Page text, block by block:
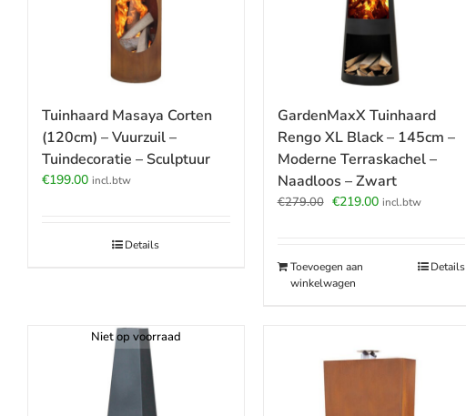
Tuinhaard Masaya Corten
(120cm) – Vuurzuil –
Tuindecoratie – Sculptuur
€199.00 incl.btw
Details
GardenMaxX Tuinhaard
Rengo XL Black – 145cm –
Moderne Terraskachel –
Naadloos – Zwart
€279.00 Oorspronkelijke
€219.00Huidige
€219.00.
incl.btw
Toevoegen aan
winkelwagen
Details
Niet op voorraad